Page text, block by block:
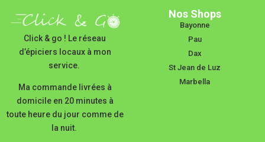
Click & go ! Le réseau
d’épiciers locaux à mon
service.
Ma commande livrées à
domicile en 20 minutes à
toute heure du jour comme de
la nuit.
Nos Shops
Bayonne
Pau
Dax
St Jean de Luz
Marbella